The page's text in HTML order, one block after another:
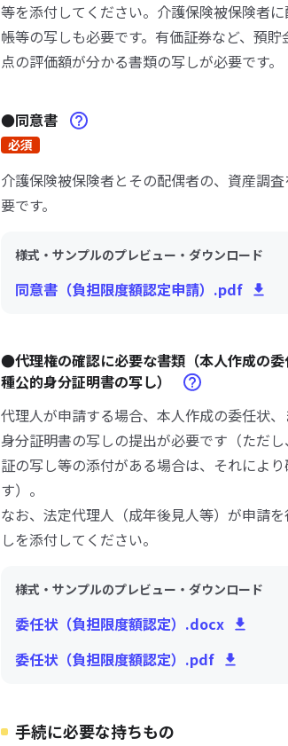
等を添付してください。介護保険被保険者
帳等の写しも必要です。有価証券など、預
点の評価額が分かる書類の写しが必要です。
●同意書
必須
介護保険被保険者とその配偶者の、資産調
要です。
様式・サンプルのプレビュー・ダウンロード
同意書（負担限度額認定申請）.pdf
●代理権の確認に必要な書類（本人作成の
種公的身分証明書の写し）
代理人が申請する場合、本人作成の委任状
身分証明書の写しの提出が必要です（ただ
証の写し等の添付がある場合は、それによ
す）。
なお、法定代理人（成年後見人等）が申請
しを添付してください。
様式・サンプルのプレビュー・ダウンロード
委任状（負担限度額認定）.docx
委任状（負担限度額認定）.pdf
手続に必要な持ちもの